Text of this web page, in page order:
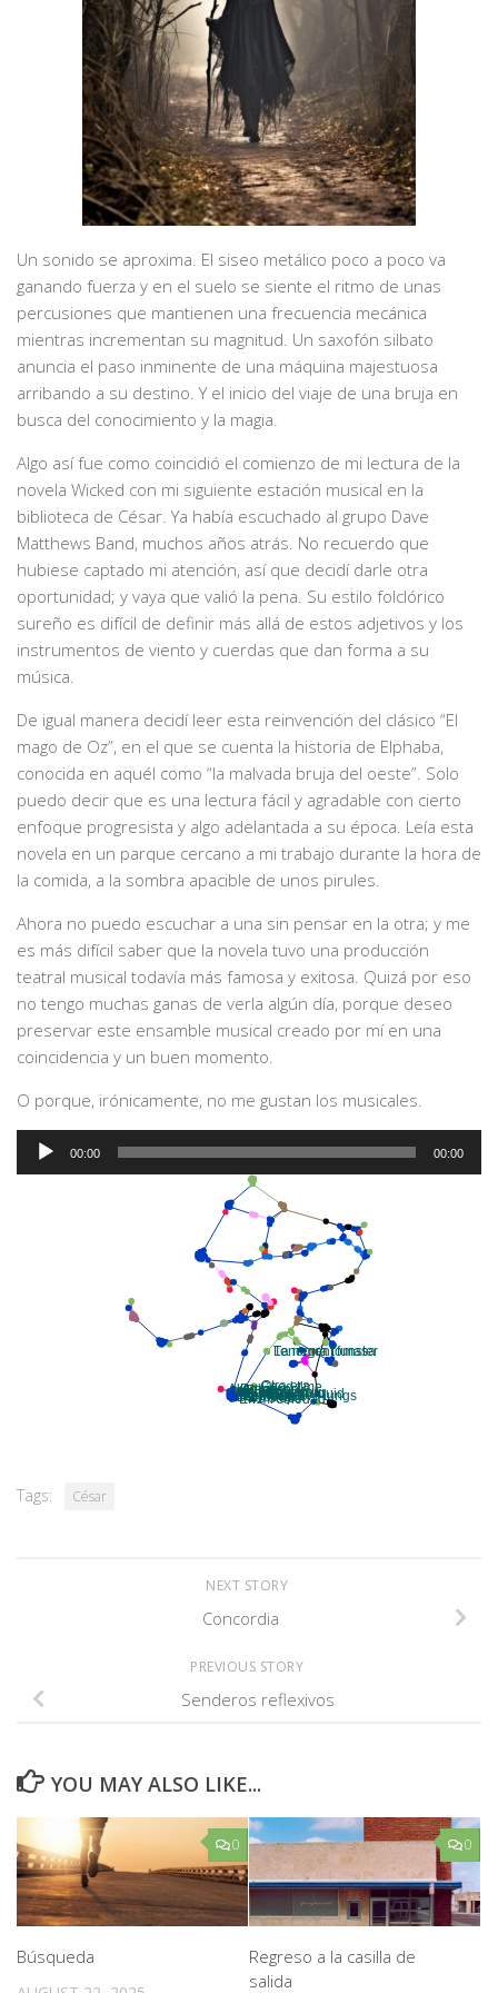
Un sonido se aproxima. El siseo metálico poco a poco va
ganando fuerza y en el suelo se siente el ritmo de unas
percusiones que mantienen una frecuencia mecánica
mientras incrementan su magnitud. Un saxofón silbato
anuncia el paso inminente de una máquina majestuosa
arribando a su destino. Y el inicio del viaje de una bruja en
busca del conocimiento y la magia.
Algo así fue como coincidió el comienzo de mi lectura de la
novela Wicked con mi siguiente estación musical en la
biblioteca de César. Ya había escuchado al grupo Dave
Matthews Band, muchos años atrás. No recuerdo que
hubiese captado mi atención, así que decidí darle otra
oportunidad; y vaya que valió la pena. Su estilo folclórico
sureño es difícil de definir más allá de estos adjetivos y los
instrumentos de viento y cuerdas que dan forma a su
música.
De igual manera decidí leer esta reinvención del clásico “El
mago de Oz”, en el que se cuenta la historia de Elphaba,
conocida en aquél como “la malvada bruja del oeste”. Solo
puedo decir que es una lectura fácil y agradable con cierto
enfoque progresista y algo adelantada a su época. Leía esta
novela en un parque cercano a mi trabajo durante la hora de
la comida, a la sombra apacible de unos pirules.
Ahora no puedo escuchar a una sin pensar en la otra; y me
es más difícil saber que la novela tuvo una producción
teatral musical todavía más famosa y exitosa. Quizá por eso
no tengo muchas ganas de verla algún día, porque deseo
preservar este ensamble musical creado por mí en una
coincidencia y un buen momento.
O porque, irónicamente, no me gustan los musicales.
Audio
Player
00:00 00:00
Tags: César
NEXT STORY
Concordia
PREVIOUS STORY
Senderos reflexivos
YOU MAY ALSO LIKE...
0
Búsqueda
0
Regreso a la casilla de
salida